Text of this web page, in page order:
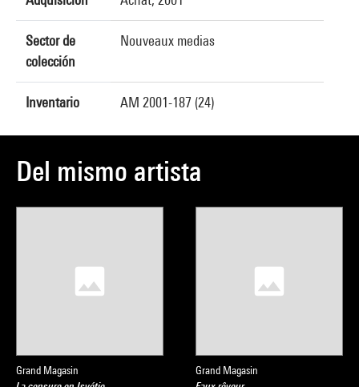
Sector de
colección
Nouveaux medias
Inventario AM 2001-187 (24)
Del mismo artista
Grand Magasin
Grand Magasin